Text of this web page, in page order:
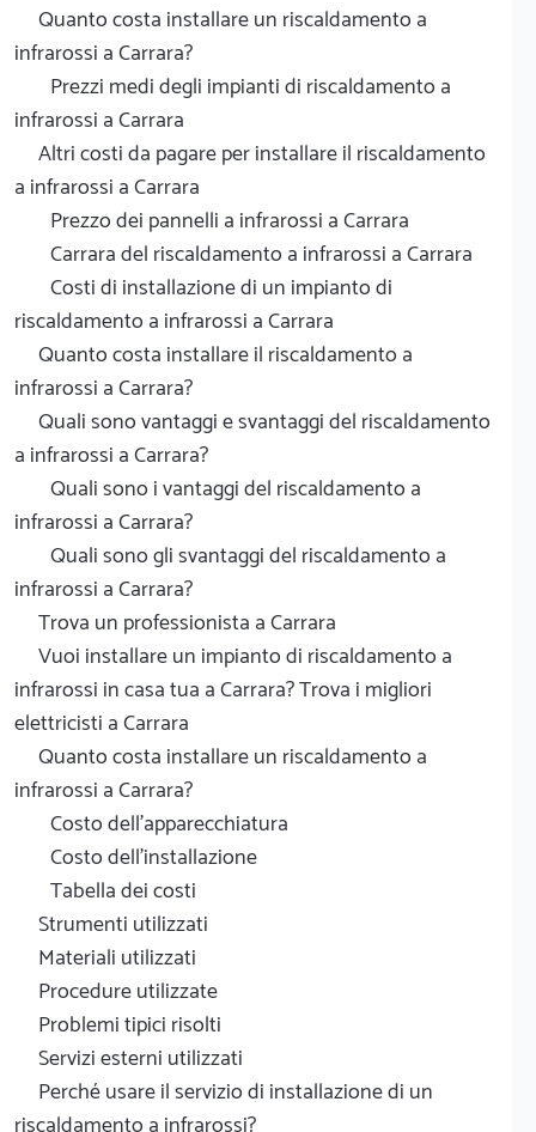
Quanto costa installare un riscaldamento a
infrarossi a Carrara?
Prezzi medi degli impianti di riscaldamento a
infrarossi a Carrara
Altri costi da pagare per installare il riscaldamento
a infrarossi a Carrara
Prezzo dei pannelli a infrarossi a Carrara
Carrara del riscaldamento a infrarossi a Carrara
Costi di installazione di un impianto di
riscaldamento a infrarossi a Carrara
Quanto costa installare il riscaldamento a
infrarossi a Carrara?
Quali sono vantaggi e svantaggi del riscaldamento
a infrarossi a Carrara?
Quali sono i vantaggi del riscaldamento a
infrarossi a Carrara?
Quali sono gli svantaggi del riscaldamento a
infrarossi a Carrara?
Trova un professionista a Carrara
Vuoi installare un impianto di riscaldamento a
infrarossi in casa tua a Carrara? Trova i migliori
elettricisti a Carrara
Quanto costa installare un riscaldamento a
infrarossi a Carrara?
Costo dell'apparecchiatura
Costo dell'installazione
Tabella dei costi
Strumenti utilizzati
Materiali utilizzati
Procedure utilizzate
Problemi tipici risolti
Servizi esterni utilizzati
Perché usare il servizio di installazione di un